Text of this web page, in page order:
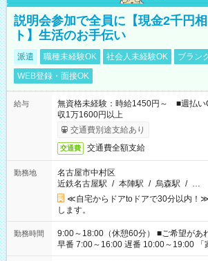
説明会参加で全員に【現金2千円
ト】生活のお手伝い
派遣 職種未経験OK 社会人未経験OK
ブラン
WEB登録・面接OK
給与
無資格未経験：時給1450円～ ■週払
収1万1600円以上
交通費別途支給あり
交通費 交通費全額支給
勤務地
名古屋市中村区
近鉄名古屋駅 / 本陣駅 / 烏森駅 / …
≪自宅からドアtoドアで30分以内！
します。
勤務時間
9:00～18:00（休憩60分） ■ご希望があれば下記シフトもOK！
早番 7:00～16:00 遅番 10:00～19:00 「家族と休みを合わせた
い」 「余裕を持って夕飯の準備がした